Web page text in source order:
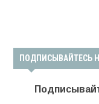
ПОДПИСЫВАЙТЕСЬ